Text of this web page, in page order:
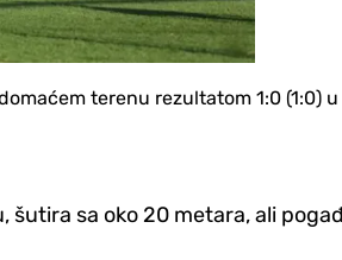
terenu rezultatom 1:0 (1:0) u
sa oko 20 metara, ali